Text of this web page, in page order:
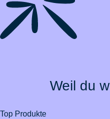
Weil du
Top Produkte